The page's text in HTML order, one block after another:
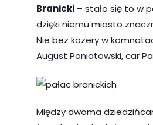
Branicki – stało się to w
dzięki niemu miasto
Nie bez kozery w
August Poniatowski, car
Między dwoma